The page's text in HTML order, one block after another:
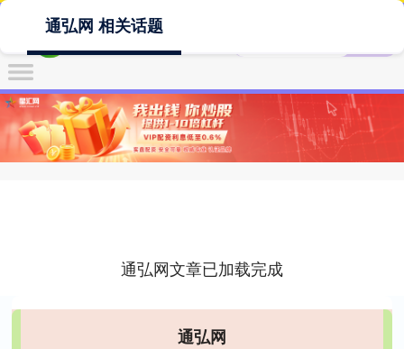
通弘网 相关话题
通弘网文章已加载完成
通弘网